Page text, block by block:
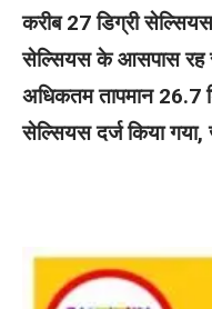
करीब 27 डिग्री
सेल्सियस के आसपास रह
अधिकतम तापमान 26.7
सेल्सियस दर्ज किया गया,